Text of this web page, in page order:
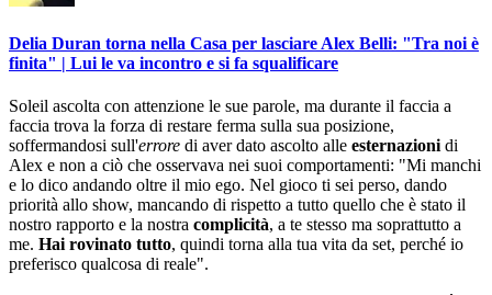
Delia Duran torna nella Casa per lasciare Alex Belli: "Tra noi è
finita" | Lui le va incontro e si fa squalificare
Soleil ascolta con attenzione le sue parole, ma durante il faccia a
faccia trova la forza di restare ferma sulla sua posizione,
soffermandosi sull'errore di aver dato ascolto alle esternazionidi
Alex e non a ciò che osservava nei suoi comportamenti: "Mi manchi
e lo dico andando oltre il mio ego. Nel gioco ti sei perso, dando
priorità allo show, mancando di rispetto a tutto quello che è stato il
nostro rapporto e la nostra complicità, a te stesso ma soprattutto a
me. Hai rovinato tutto, quindi torna alla tua vita da set, perché io
preferisco qualcosa di reale".